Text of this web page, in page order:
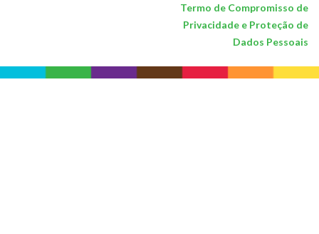
Termo de Compromisso de
Privacidade e Proteção de
Dados Pessoais